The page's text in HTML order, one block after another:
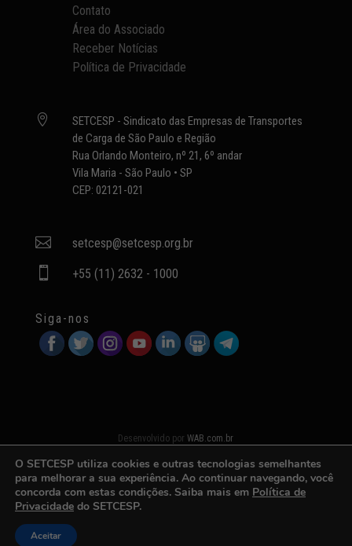
Contato
Área do Associado
Receber Notícias
Política de Privacidade

SETCESP - Sindicato das Empresas de Transportes
de Carga de São Paulo e Região
Rua Orlando Monteiro, nº 21, 6º andar
Vila Maria - São Paulo • SP
CEP: 02121-021
 setcesp@setcesp.org.br
 +55 (11) 2632 - 1000
Siga-nos
Desenvolvido porWAB.com.br
O SETCESP utiliza cookies e outras tecnologias semelhantes
para melhorar a sua experiência. Ao continuar navegando, você
concorda com estas condições. Saiba mais em Política de
Privacidade do SETCESP.
Aceitar